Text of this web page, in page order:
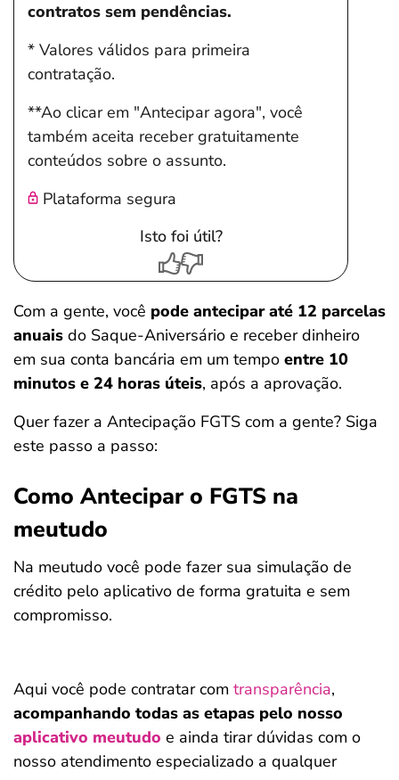
contratos sem pendências.
* Valores válidos para primeira
contratação.
**Ao clicar em "Antecipar agora", você
também aceita receber gratuitamente
conteúdos sobre o assunto.
Plataforma segura
Isto foi útil?
Com a gente, você pode antecipar até 12 parcelas
anuais do Saque-Aniversário e receber dinheiro
em sua conta bancária em um tempo entre 10
minutos e 24 horas úteis, após a aprovação.
Quer fazer a Antecipação FGTS com a gente? Siga
este passo a passo:
Como Antecipar o FGTS na
meutudo
Na meutudo você pode fazer sua simulação de
crédito pelo aplicativo de forma gratuita e sem
compromisso.
Aqui você pode contratar com transparência,
acompanhando todas as etapas pelo nosso
aplicativo meutudo e ainda tirar dúvidas com o
nosso atendimento especializado a qualquer